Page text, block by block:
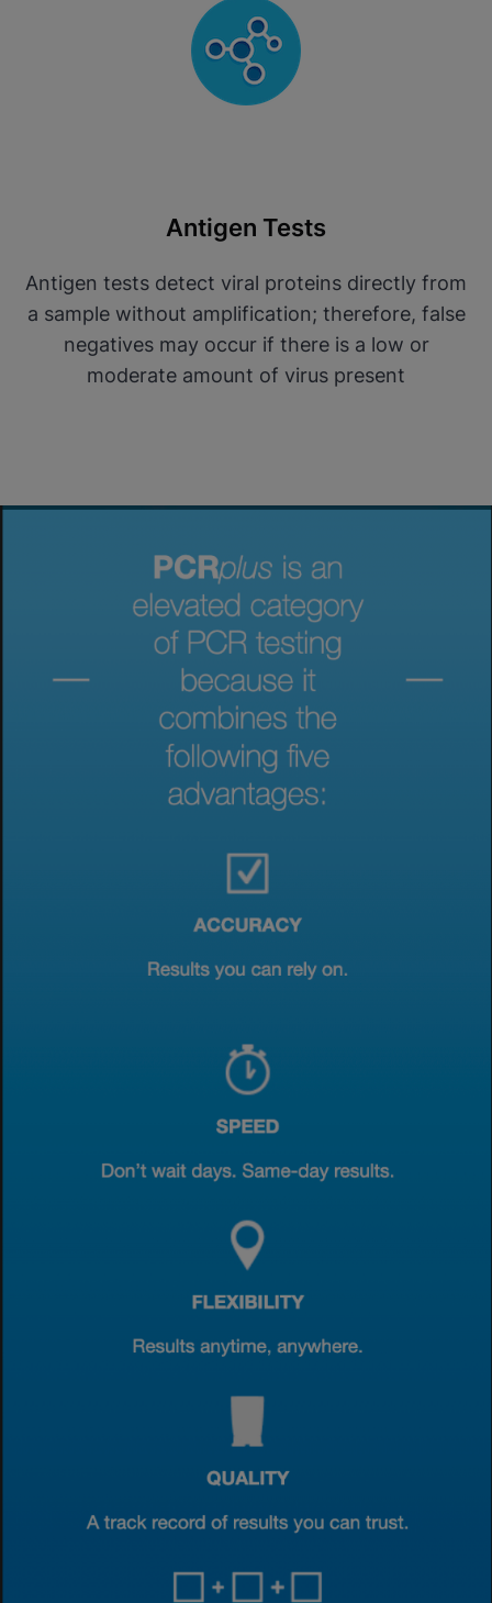
Antigen Tests
Antigen tests detect viral proteins directly from
a sample without amplification; therefore, false
negatives may occur if there is a low or
moderate amount of virus present